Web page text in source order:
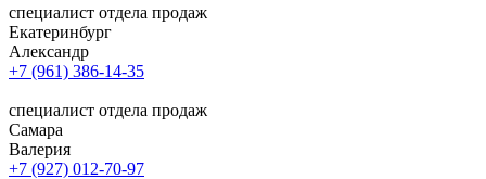
специалист отдела продаж
Екатеринбург
Александр
+7 (961) 386-14-35
специалист отдела продаж
Самара
Валерия
+7 (927) 012-70-97